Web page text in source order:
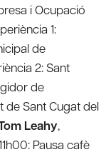
i Ocupació
1:
de
2: Sant
de
de Sant Cugat del
Leahy,
Pausa cafè